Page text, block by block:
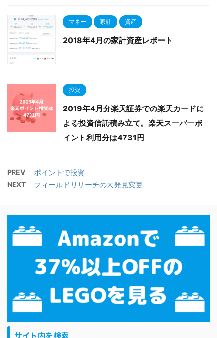
マネー 家計 資産
2018年4月の家計資産レポート
投資
2019年4月分楽天証券での楽天カードに
よる投資信託積み立て。楽天スーパーポ
イント利用分は4731円
PREV ポイントで投資
NEXT フィールドリサーチの大発見変更
サイト内を検索